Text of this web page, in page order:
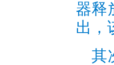
器释
出，
其